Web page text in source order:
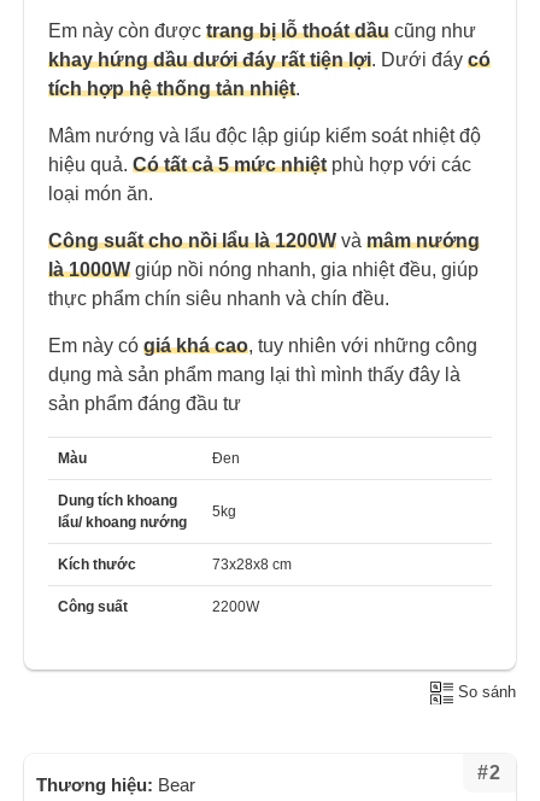
Em này còn được trang bị lỗ thoát dầu cũng như
khay hứng dầu dưới đáy rất tiện lợi. Dưới đáy có
tích hợp hệ thống tản nhiệt.
Mâm nướng và lẩu độc lập giúp kiểm soát nhiệt độ
hiệu quả. Có tất cả 5 mức nhiệt phù hợp với các
loại món ăn.
Công suất cho nồi lẩu là 1200W và mâm nướng
là 1000W giúp nồi nóng nhanh, gia nhiệt đều, giúp
thực phẩm chín siêu nhanh và chín đều.
Em này có giá khá cao, tuy nhiên với những công
dụng mà sản phẩm mang lại thì mình thấy đây là
sản phẩm đáng đầu tư
Màu Đen
Dung tích khoang
lẩu/ khoang nướng
5kg
Kích thước 73x28x8 cm
Công suất 2200W
So sánh
#2
Thương hiệu: Bear